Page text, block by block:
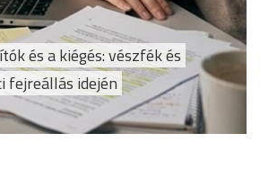
és a kiégés: vészfék és
fejreállás idején